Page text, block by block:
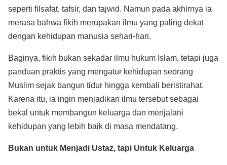
seperti filsafat, tafsir, dan tajwid. Namun pada akhirnya ia
merasa bahwa fikih merupakan ilmu yang paling dekat
dengan kehidupan manusia sehari-hari.
Baginya, fikih bukan sekadar ilmu hukum Islam, tetapi juga
panduan praktis yang mengatur kehidupan seorang
Muslim sejak bangun tidur hingga kembali beristirahat.
Karena itu, ia ingin menjadikan ilmu tersebut sebagai
bekal untuk membangun keluarga dan menjalani
kehidupan yang lebih baik di masa mendatang.
Bukan untuk Menjadi Ustaz, tapi Untuk Keluarga